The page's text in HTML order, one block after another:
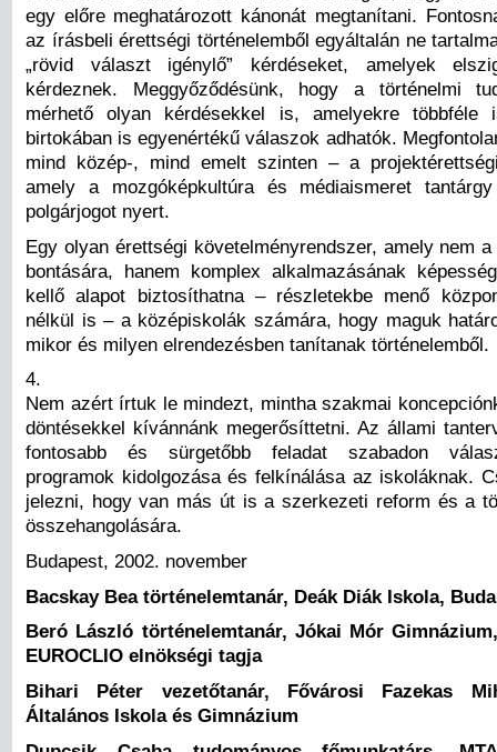
egy előre meghatározott kánonát megtanítani.
az írásbeli érettségi történelemből egyáltalán ne
„rövid választ igénylő” kérdéseket, amelyek
kérdeznek. Meggyőződésünk, hogy a történelmi
mérhető olyan kérdésekkel is, amelyekre többféle
birtokában is egyenértékű válaszok adhatók.
mind közép-, mind emelt szinten – a
amely a mozgóképkultúra és médiaismeret
polgárjogot nyert.
Egy olyan érettségi követelményrendszer, amely nem
bontására, hanem komplex alkalmazásának
kellő alapot biztosíthatna – részletekbe menő
nélkül is – a középiskolák számára, hogy maguk
mikor és milyen elrendezésben tanítanak történelemből.
4.
Nem azért írtuk le mindezt, mintha szakmai
döntésekkel kívánnánk megerősíttetni. Az állami
fontosabb és sürgetőbb feladat szabadon
programok kidolgozása és felkínálása az iskoláknak.
jelezni, hogy van más út is a szerkezeti reform és a
összehangolására.
Budapest, 2002. november
Bacskay Bea történelemtanár, Deák Diák Iskola,
Beró László történelemtanár, Jókai Mór
EUROCLIO elnökségi tagja
Bihari Péter vezetőtanár, Fővárosi Fazekas
Általános Iskola és Gimnázium